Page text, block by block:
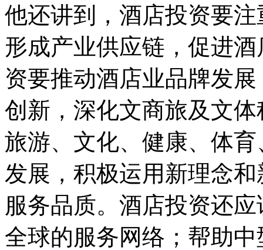
他还讲到，酒店投资要
形成产业供应链，促进
资要推动酒店业品牌发
创新，深化文商旅及文
旅游、文化、健康、体
发展，积极运用新理念
服务品质。酒店投资还
全球的服务网络；帮助